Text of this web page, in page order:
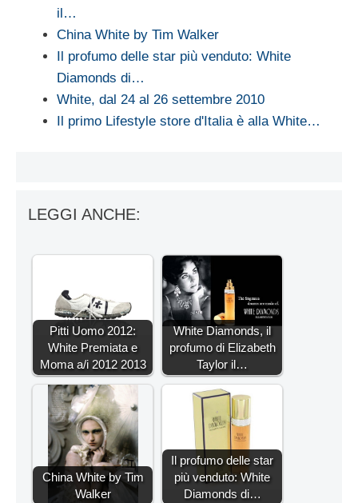
il…
China White by Tim Walker
Il profumo delle star più venduto: White
Diamonds di…
White, dal 24 al 26 settembre 2010
Il primo Lifestyle store d'Italia è alla White…
LEGGI ANCHE:
Pitti Uomo 2012:
White Premiata e
Moma a/i 2012 2013
White Diamonds, il
profumo di Elizabeth
Taylor il…
China White by Tim
Walker
Il profumo delle star
più venduto: White
Diamonds di…